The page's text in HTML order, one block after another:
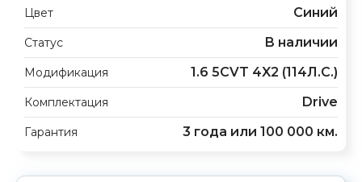
Цвет Синий
Статус В наличии
Модификация 1.6 5CVT 4X2 (114Л.С.)
Комплектация Drive
Гарантия 3 года или 100 000 км.